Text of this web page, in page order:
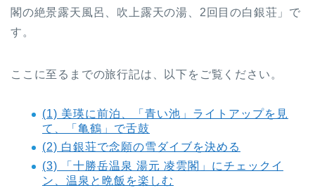
閣の絶景露天風呂、吹上露天の湯、2回目の白銀荘」で
す。
ここに至るまでの旅行記は、以下をご覧ください。
(1) 美瑛に前泊、「青い池」ライトアップを見
て、「亀鶴」で舌鼓
(2) 白銀荘で念願の雪ダイブを決める
(3) 「十勝岳温泉 湯元 凌雲閣」にチェックイ
ン、温泉と晩飯を楽しむ